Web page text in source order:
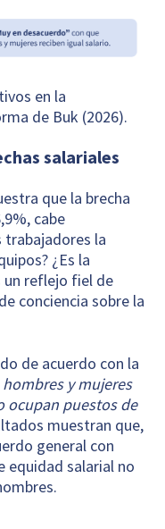
en la
de Buk (2026).
salariales
que la brecha
cabe
trabajadores la
¿Es la
un reflejo fiel de
conciencia sobre la
de acuerdo con la
y mujeres
ocupan puestos de
muestran que,
general con
equidad salarial no